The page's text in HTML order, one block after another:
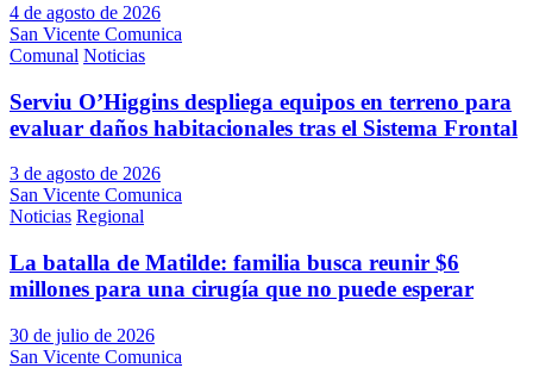
4 de agosto de 2026
San Vicente Comunica
Comunal Noticias
Serviu O’Higgins despliega equipos en terreno para
evaluar daños habitacionales tras el Sistema Frontal
3 de agosto de 2026
San Vicente Comunica
Noticias Regional
La batalla de Matilde: familia busca reunir $6
millones para una cirugía que no puede esperar
30 de julio de 2026
San Vicente Comunica